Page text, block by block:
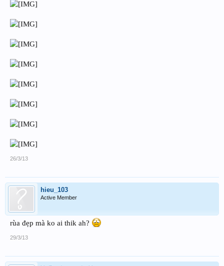
26/3/13
hieu_103
Active Member
rùa đẹp mà ko ai thik ah?
29/3/13